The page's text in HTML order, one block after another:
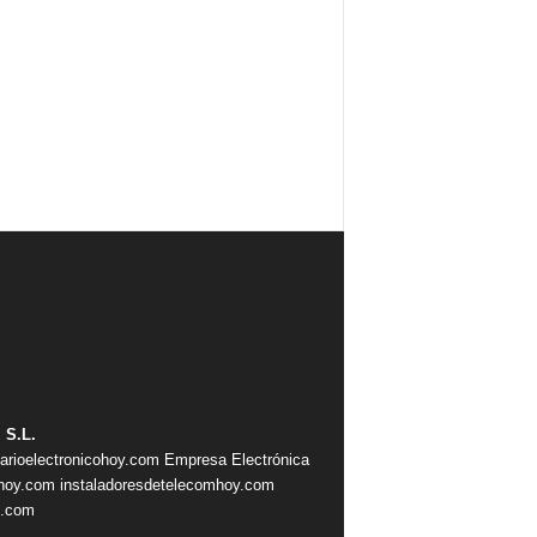
S.L.
Empresa Electrónica
instaladoresdetelecomhoy.com